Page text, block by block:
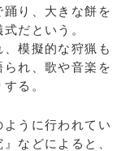
り、大きな餅を
だという。
模擬的な狩猟も
れ、歌や音楽を
る。
うに行われてい
などによると、